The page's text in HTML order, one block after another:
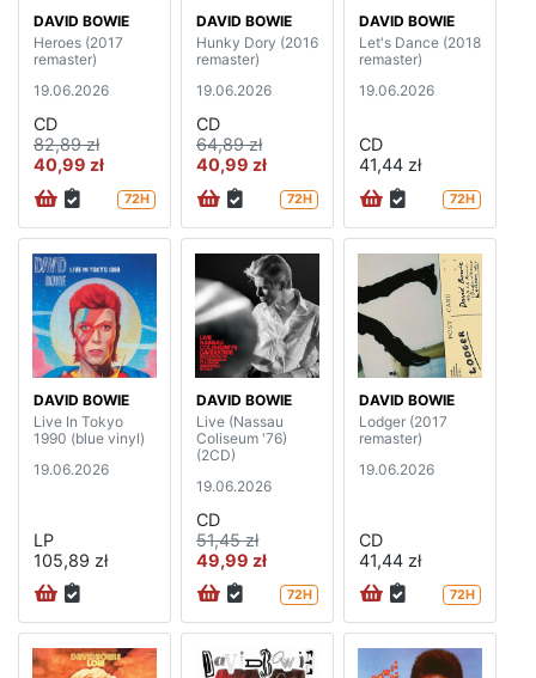
DAVID BOWIE
Heroes (2017
remaster)
19.06.2026
CD
82,89 zł
40,99 zł
72H
DAVID BOWIE
Hunky Dory (2016
remaster)
19.06.2026
CD
64,89 zł
40,99 zł
72H
DAVID BOWIE
Let's Dance (2018
remaster)
19.06.2026
CD
41,44 zł
72H
DAVID BOWIE
Live In Tokyo
1990 (blue vinyl)
19.06.2026
LP
105,89 zł
DAVID BOWIE
Live (Nassau
Coliseum '76)
(2CD)
19.06.2026
CD
51,45 zł
49,99 zł
72H
DAVID BOWIE
Lodger (2017
remaster)
19.06.2026
CD
41,44 zł
72H